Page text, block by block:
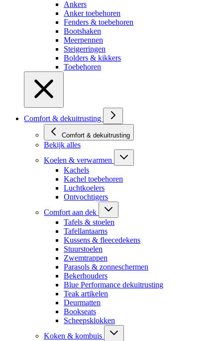
Ankers
Anker toebehoren
Fenders & toebehoren
Bootshaken
Meerpennen
Steigerringen
Bolders & kikkers
Toebehoren
Comfort & dekuitrusting
Comfort & dekuitrusting
Bekijk alles
Koelen & verwarmen
Kachels
Kachel toebehoren
Luchtkoelers
Ontvochtigers
Comfort aan dek
Tafels & stoelen
Tafellantaarns
Kussens & fleecedekens
Stuurstoelen
Zwemtrappen
Parasols & zonneschermen
Bekerhouders
Blue Performance dekuitrusting
Teak artikelen
Deurmatten
Bookseats
Scheepsklokken
Koken & kombuis